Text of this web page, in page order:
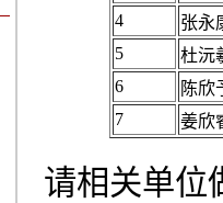
4
张永
5
杜沅
6
陈欣
7
姜欣
请相关单位